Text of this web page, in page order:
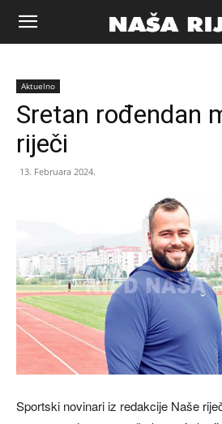
Naša
riječ
Zenica
Aktuelno
Sretan rođendan
riječi
13. Februara 2024.
Sportski novinari iz redakcije Naše